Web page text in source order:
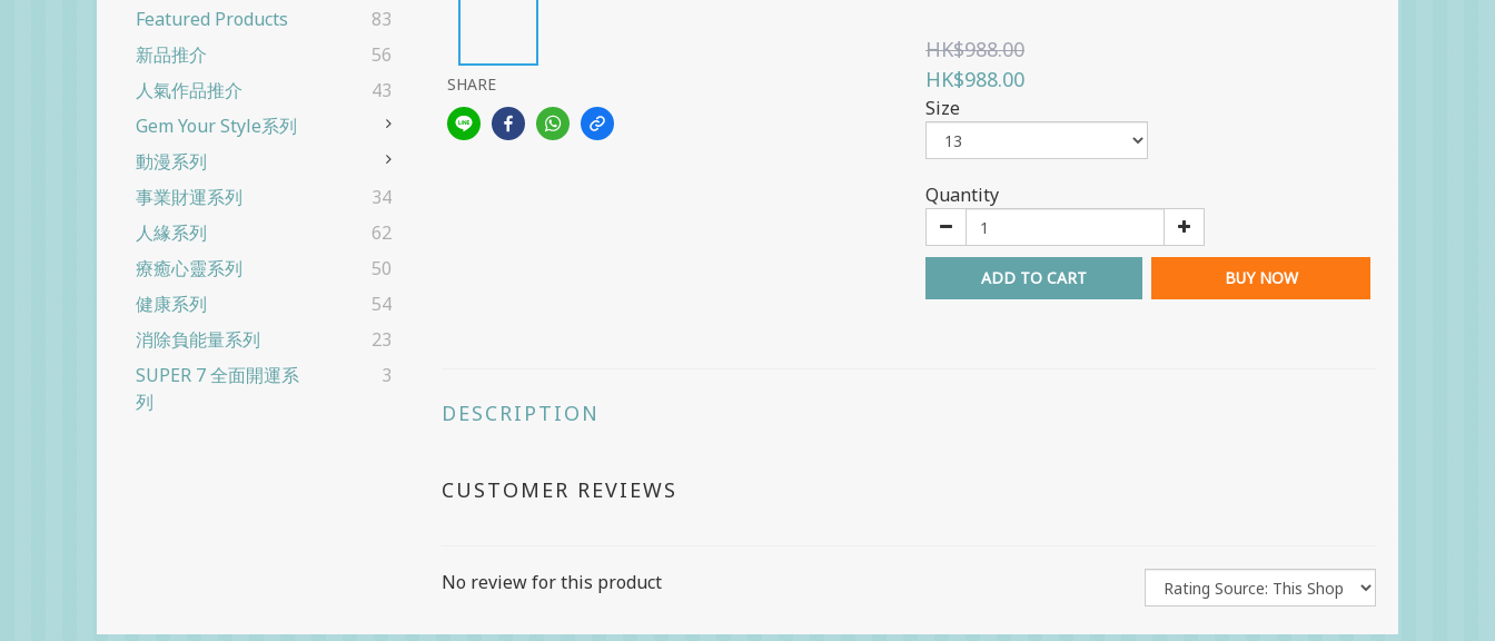
Featured Products
83
新品推介
56
人氣作品推介
43
Gem Your Style系列
動漫系列
事業財運系列
34
人緣系列
62
療癒心靈系列
50
健康系列
54
消除負能量系列
23
SUPER 7 全面開運系
列
3
SHARE
HK$988.00
HK$988.00
Size
Quantity
ADD TO CART BUY NOW
DESCRIPTION
CUSTOMER REVIEWS
No review for this product